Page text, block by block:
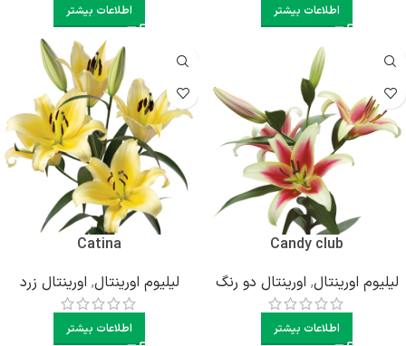
اطلاعات بیشتر اطلاعات بیشتر
Candy club
لیلیوم اورینتال, اورینتال دو رنگ
اطلاعات بیشتر
Catina
لیلیوم اورینتال, اورینتال زرد
اطلاعات بیشتر